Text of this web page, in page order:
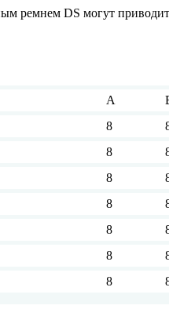
ремнем DS могут
A
8
8
8
8
8
8
8